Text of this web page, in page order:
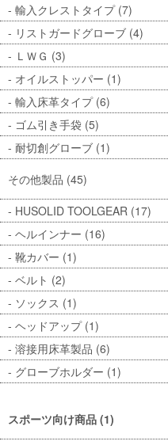
輸入クレストタイプ (7)
リストガードグローブ (4)
ＬＷＧ (3)
オイルストッパー (1)
輸入床革タイプ (6)
ゴム引き手袋 (5)
耐切創グローブ (1)
その他製品 (45)
HUSOLID TOOLGEAR (17)
ヘルインナー (16)
靴カバー (1)
ベルト (2)
ソックス (1)
ヘッドアップ (1)
溶接用床革製品 (6)
グローブホルダー (1)
スポーツ向け商品 (1)